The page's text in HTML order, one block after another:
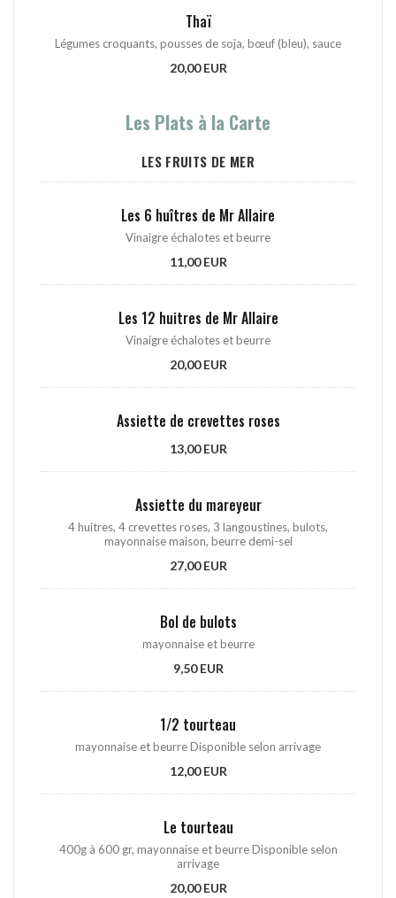
Thaï
Légumes croquants, pousses de soja, bœuf (bleu), sauce
20,00 EUR
Les Plats à la Carte
LES FRUITS DE MER
Les 6 huîtres de Mr Allaire
Vinaigre échalotes et beurre
11,00 EUR
Les 12 huitres de Mr Allaire
Vinaigre échalotes et beurre
20,00 EUR
Assiette de crevettes roses
13,00 EUR
Assiette du mareyeur
4 huitres, 4 crevettes roses, 3 langoustines, bulots,
mayonnaise maison, beurre demi-sel
27,00 EUR
Bol de bulots
mayonnaise et beurre
9,50 EUR
1/2 tourteau
mayonnaise et beurre Disponible selon arrivage
12,00 EUR
Le tourteau
400g à 600 gr, mayonnaise et beurre Disponible selon
arrivage
20,00 EUR